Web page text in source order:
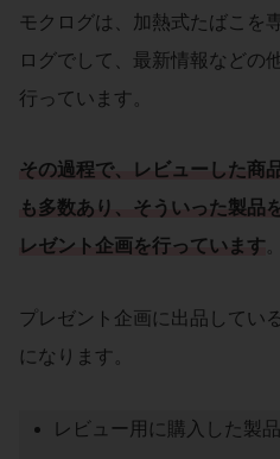
モクログは、加熱式たばこを
ログでして、最新情報などの
行っています。
その過程で、レビューした商
も多数あり、そういった製品
レゼント企画を行っています
プレゼント企画に出品してい
になります。
レビュー用に購入した製品